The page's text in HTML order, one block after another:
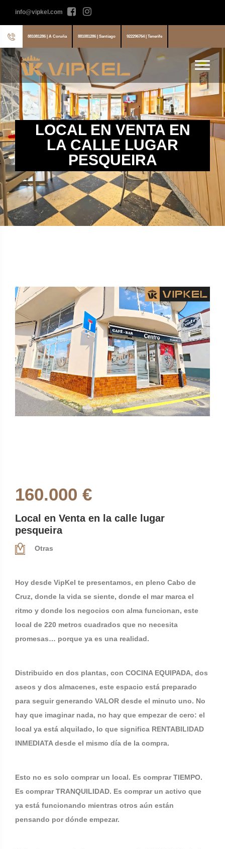
info@vipkel.com
881081286 | A Coruña 881081286 | Santiago 922296764 | Tenerife
LOCAL EN VENTA EN
LA CALLE LUGAR
PESQUEIRA
160.000 €
Local en Venta en la calle lugar
pesqueira
Otras
Hoy desde VipKel te presentamos, en pleno Cabo de
Cruz, donde la vida se siente, donde el mar marca el
ritmo y donde los negocios con alma funcionan, este
local de 220 metros cuadrados que no necesita
promesas… porque ya es una realidad.
Distribuido en dos plantas, con COCINA EQUIPADA, dos
aseos y dos almacenes, este espacio está preparado
para seguir generando VALOR desde el minuto uno. No
hay que imaginar nada, no hay que empezar de cero: el
local ya está alquilado, lo que significa RENTABILIDAD
INMEDIATA desde el mismo día de la compra.
Esto no es solo comprar un local. Es comprar TIEMPO.
Es comprar TRANQUILIDAD. Es comprar un activo que
ya está funcionando mientras otros aún están
pensando por dónde empezar.